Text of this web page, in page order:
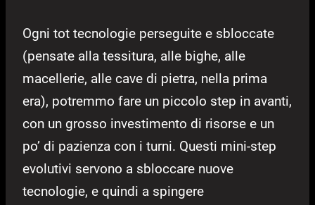
Ogni tot tecnologie perseguite e sbloccate
(pensate alla tessitura, alle bighe, alle
macellerie, alle cave di pietra, nella prima
era), potremmo fare un piccolo step in avanti,
con un grosso investimento di risorse e un
po’ di pazienza con i turni. Questi mini-step
evolutivi servono a sbloccare nuove
tecnologie, e quindi a spingere